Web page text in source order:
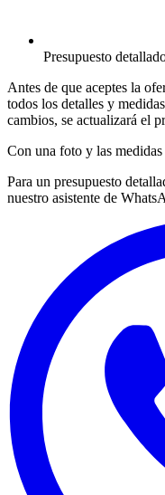
Presupuesto
Antes de que aceptes la
todos los detalles y
cambios, se actualizará el
Con una foto y las
Para un presupuesto
nuestro asistente de